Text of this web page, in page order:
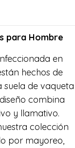
para Hombre
en
hechos de
de vaqueta
combina
y llamativo.
colección
por mayoreo,